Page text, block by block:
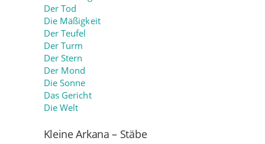
Der Tod
Die Mäßigkeit
Der Teufel
Der Turm
Der Stern
Der Mond
Die Sonne
Das Gericht
Die Welt
Kleine Arkana – Stäbe